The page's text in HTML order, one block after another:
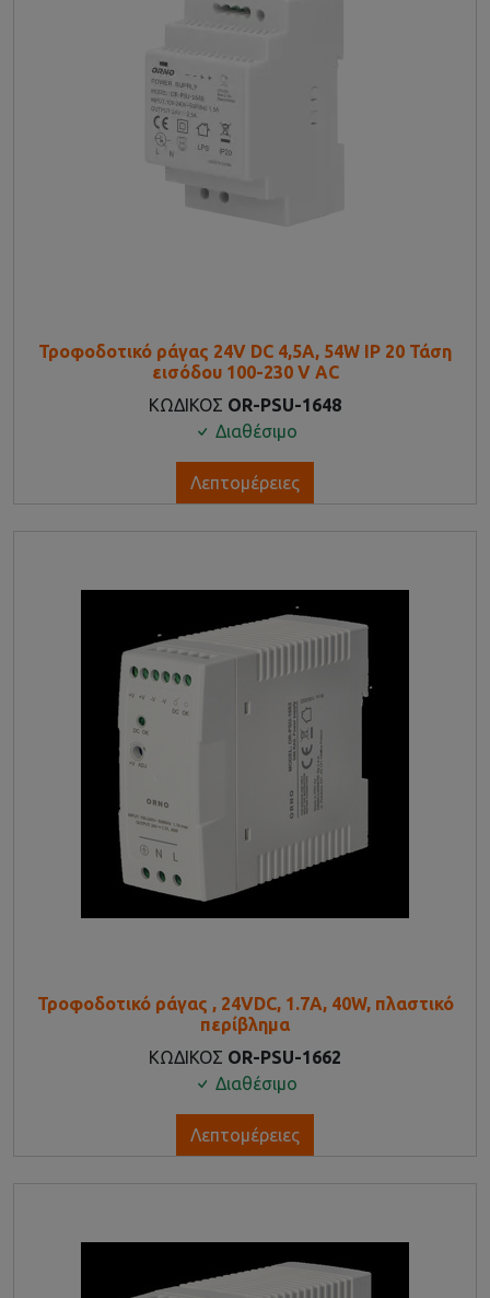
Τροφοδοτικό ράγας 24V DC 4,5A, 54W IP 20 Τάση
εισόδου 100-230 V AC
ΚΩΔΙΚΟΣ OR-PSU-1648
Διαθέσιμο
Λεπτομέρειες
Τροφοδοτικό ράγας , 24VDC, 1.7A, 40W, πλαστικό
περίβλημα
ΚΩΔΙΚΟΣ OR-PSU-1662
Διαθέσιμο
Λεπτομέρειες